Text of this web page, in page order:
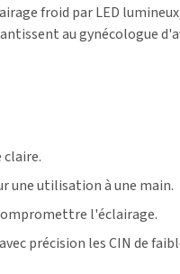
froid par LED
au gynécologue
claire.
une utilisation à une main.
l'éclairage.
précision les CIN de